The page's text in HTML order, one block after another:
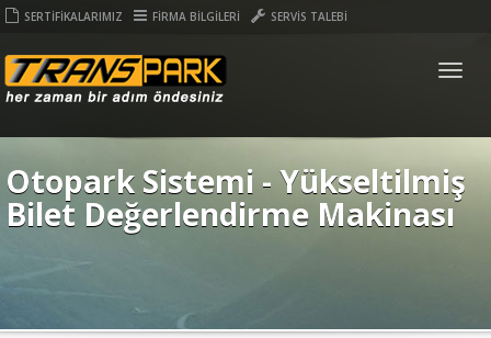
SERTİFİKALARIMIZ FİRMA BİLGİLERİ SERVİS TALEBİ
Otopark Sistemi - Yükseltilmiş
Bilet Değerlendirme Makinası